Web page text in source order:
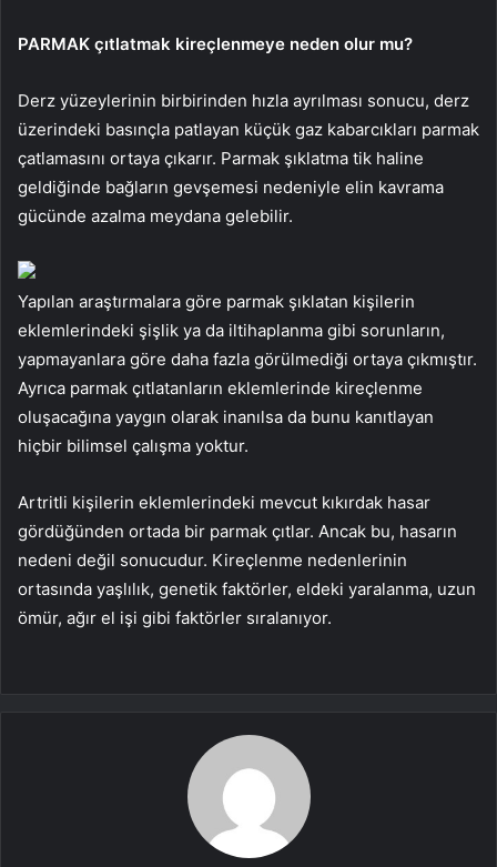
PARMAK çıtlatmak kireçlenmeye neden olur mu?
Derz yüzeylerinin birbirinden hızla ayrılması sonucu, derz
üzerindeki basınçla patlayan küçük gaz kabarcıkları parmak
çatlamasını ortaya çıkarır. Parmak şıklatma tik haline
geldiğinde bağların gevşemesi nedeniyle elin kavrama
gücünde azalma meydana gelebilir.
Yapılan araştırmalara göre parmak şıklatan kişilerin
eklemlerindeki şişlik ya da iltihaplanma gibi sorunların,
yapmayanlara göre daha fazla görülmediği ortaya çıkmıştır.
Ayrıca parmak çıtlatanların eklemlerinde kireçlenme
oluşacağına yaygın olarak inanılsa da bunu kanıtlayan
hiçbir bilimsel çalışma yoktur.
Artritli kişilerin eklemlerindeki mevcut kıkırdak hasar
gördüğünden ortada bir parmak çıtlar. Ancak bu, hasarın
nedeni değil sonucudur. Kireçlenme nedenlerinin
ortasında yaşlılık, genetik faktörler, eldeki yaralanma, uzun
ömür, ağır el işi gibi faktörler sıralanıyor.